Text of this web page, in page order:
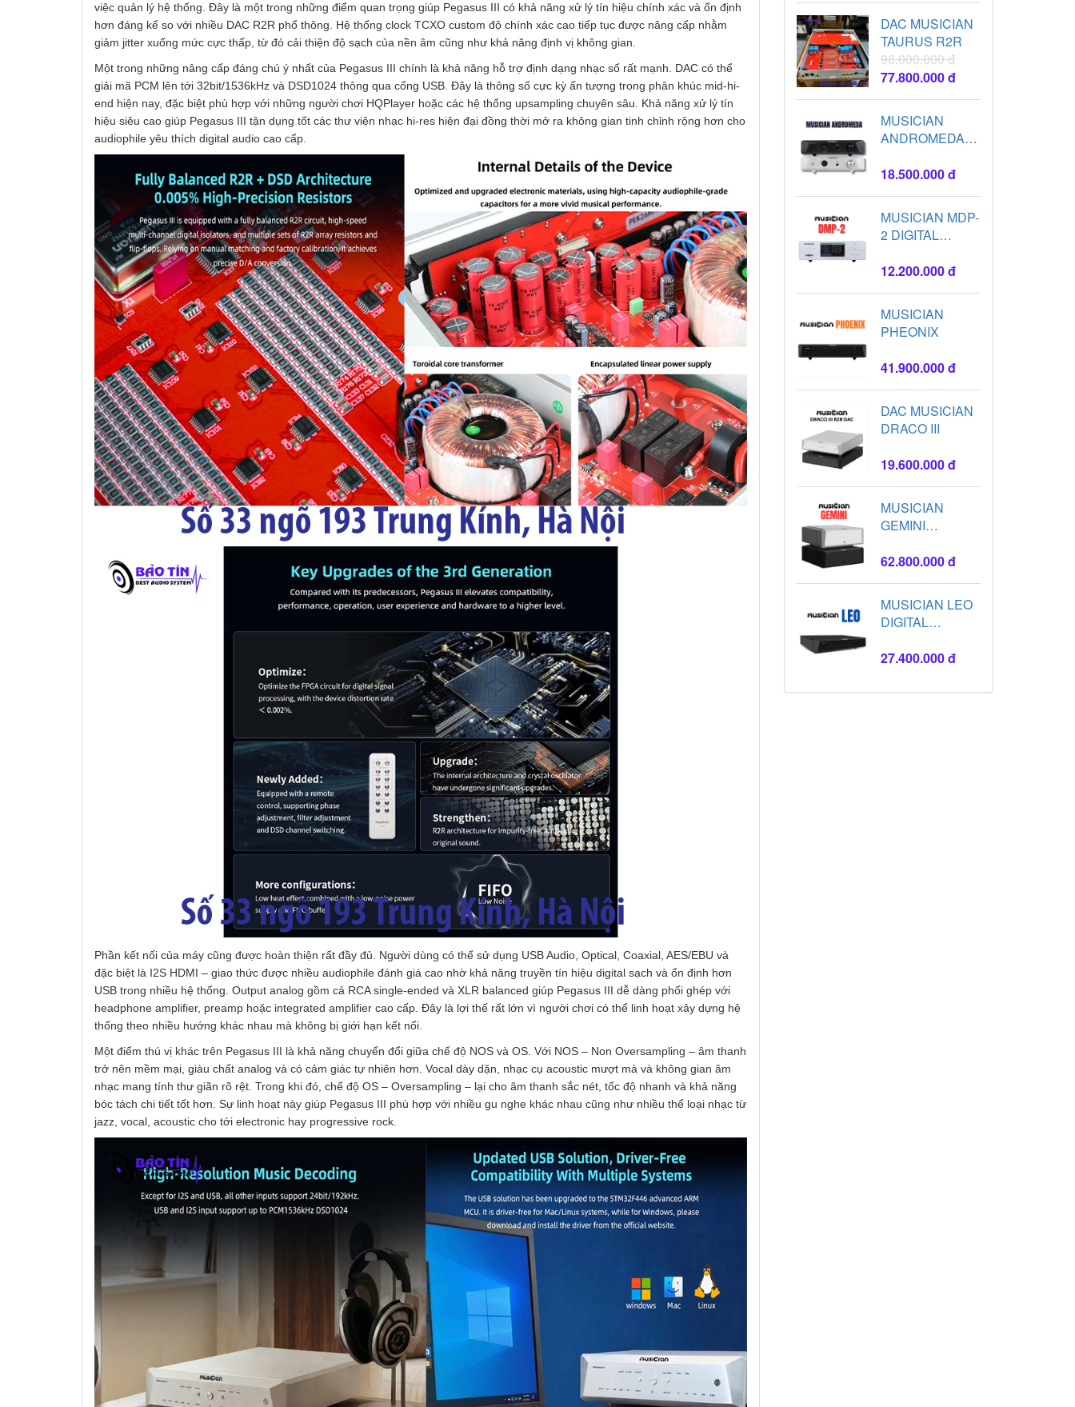
việc quản lý hệ thống. Đây là một trong những điểm quan trọng giúp Pegasus III có khả năng xử lý tín hiệu chính xác và ổn định
hơn đáng kể so với nhiều DAC R2R phổ thông. Hệ thống clock TCXO custom độ chính xác cao tiếp tục được nâng cấp nhằm
giảm jitter xuống mức cực thấp, từ đó cải thiện độ sạch của nền âm cũng như khả năng định vị không gian.
Một trong những nâng cấp đáng chú ý nhất của Pegasus III chính là khả năng hỗ trợ định dạng nhạc số rất mạnh. DAC có thể
giải mã PCM lên tới 32bit/1536kHz và DSD1024 thông qua cổng USB. Đây là thông số cực kỳ ấn tượng trong phân khúc mid-hi-
end hiện nay, đặc biệt phù hợp với những người chơi HQPlayer hoặc các hệ thống upsampling chuyên sâu. Khả năng xử lý tín
hiệu siêu cao giúp Pegasus III tận dụng tốt các thư viện nhạc hi-res hiện đại đồng thời mở ra không gian tinh chỉnh rộng hơn cho
audiophile yêu thích digital audio cao cấp.
Phần kết nối của máy cũng được hoàn thiện rất đầy đủ. Người dùng có thể sử dụng USB Audio, Optical, Coaxial, AES/EBU và
đặc biệt là I2S HDMI – giao thức được nhiều audiophile đánh giá cao nhờ khả năng truyền tín hiệu digital sạch và ổn định hơn
USB trong nhiều hệ thống. Output analog gồm cả RCA single-ended và XLR balanced giúp Pegasus III dễ dàng phối ghép với
headphone amplifier, preamp hoặc integrated amplifier cao cấp. Đây là lợi thế rất lớn vì người chơi có thể linh hoạt xây dựng hệ
thống theo nhiều hướng khác nhau mà không bị giới hạn kết nối.
Một điểm thú vị khác trên Pegasus III là khả năng chuyển đổi giữa chế độ NOS và OS. Với NOS – Non Oversampling – âm thanh
trở nên mềm mại, giàu chất analog và có cảm giác tự nhiên hơn. Vocal dày dặn, nhạc cụ acoustic mượt mà và không gian âm
nhạc mang tính thư giãn rõ rệt. Trong khi đó, chế độ OS – Oversampling – lại cho âm thanh sắc nét, tốc độ nhanh và khả năng
bóc tách chi tiết tốt hơn. Sự linh hoạt này giúp Pegasus III phù hợp với nhiều gu nghe khác nhau cũng như nhiều thể loại nhạc từ
jazz, vocal, acoustic cho tới electronic hay progressive rock.
DAC MUSICIAN
TAURUS R2R
98.000.000 đ
77.800.000 đ
MUSICIAN
ANDROMEDA
18.500.000 đ
MUSICIAN MDP-
2 DIGITAL
12.200.000 đ
MUSICIAN
PHEONIX
41.900.000 đ
DAC MUSICIAN
DRACO III
19.600.000 đ
MUSICIAN
GEMINI
62.800.000 đ
MUSICIAN LEO
DIGITAL
27.400.000 đ